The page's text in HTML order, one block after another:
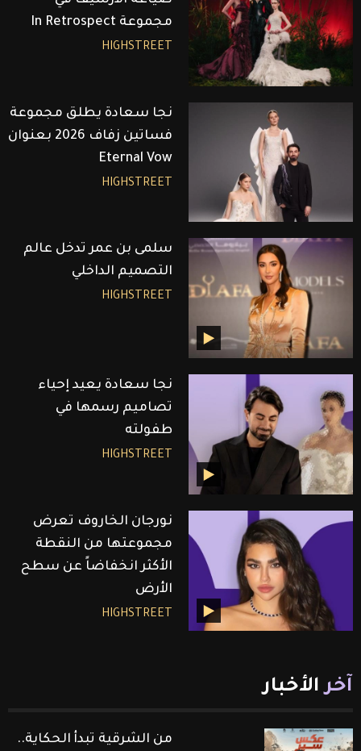
مجموعة In Retrospect
HIGHSTREET
نجا سعادة يطلق مجموعة
فساتين زفاف 2026 بعنوان
Eternal Vow
HIGHSTREET
سلمى بن عمر تدخل عالم
التصميم الداخلي
HIGHSTREET
نجا سعادة يعيد إحياء
تصاميم رسمها في
طفولته
HIGHSTREET
نورجان الخاروف تعرض
مجموعتها من النقطة
الأكثر انخفاضاً عن سطح
الأرض
HIGHSTREET
آخر الأخبار
من الشرقية تبدأ الحكاية..